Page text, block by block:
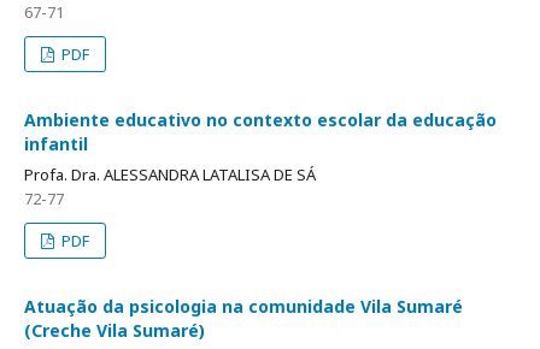
67-71
PDF
Ambiente educativo no contexto escolar da educação
infantil
Profa. Dra. ALESSANDRA LATALISA DE SÁ
72-77
PDF
Atuação da psicologia na comunidade Vila Sumaré
(Creche Vila Sumaré)